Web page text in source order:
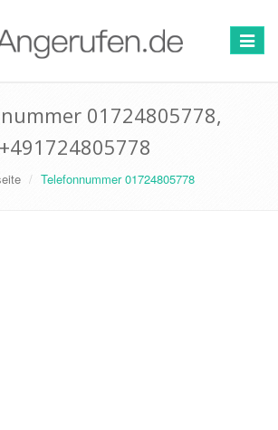
Toggle
01724805778,
+491724805778
Telefonnummer 01724805778